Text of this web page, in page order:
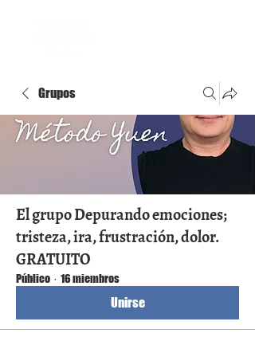
Grupos
El grupo Depurando emociones;
tristeza, ira, frustración, dolor.
GRATUITO
Público · 16 miembros
Unirse